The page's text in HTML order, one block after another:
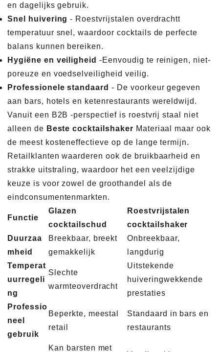
en dagelijks gebruik.
Snel huivering - Roestvrijstalen overdrachtt
temperatuur snel, waardoor cocktails de perfecte
balans kunnen bereiken.
Hygiëne en veiligheid -Eenvoudig te reinigen, niet-
poreuze en voedselveiligheid veilig.
Professionele standaard - De voorkeur gegeven
aan bars, hotels en ketenrestaurants wereldwijd.
Vanuit een B2B -perspectief is roestvrij staal niet
alleen de Beste cocktailshaker Materiaal maar ook
de meest kosteneffectieve op de lange termijn.
Retailklanten waarderen ook de bruikbaarheid en
strakke uitstraling, waardoor het een veelzijdige
keuze is voor zowel de groothandel als de
eindconsumentenmarkten.
Functie
Glazen
cocktailschud
Roestvrijstalen
cocktailshaker
Duurzaa
mheid
Breekbaar, breekt
gemakkelijk
Onbreekbaar,
langdurig
Temperat
uurregeli
ng
Slechte
warmteoverdracht
Uitstekende
huiveringwekkende
prestaties
Professio
neel
gebruik
Beperkte, meestal
retail
Standaard in bars en
restaurants
Kan barsten met